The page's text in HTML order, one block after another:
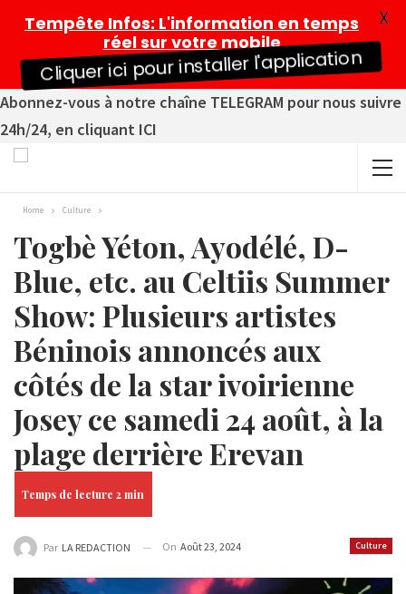
Abonnez-vous à notre chaîne TELEGRAM pour nous suivre
24h/24, en cliquant ICI
Home Culture
Togbè Yéton, Ayodélé, D-
Blue, etc. au Celtiis Summer
Show: Plusieurs artistes
Béninois annoncés aux
côtés de la star ivoirienne
Josey ce samedi 24 août, à la
plage derrière Erevan
Culture
Par LA REDACTION On Août 23, 2024
Tempête Infos: L'information en temps
réel sur votre mobile
Cliquer ici pour installer l'application
X